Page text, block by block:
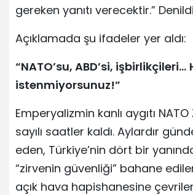
gereken yanıtı verecektir.”
Açıklamada şu ifadeler yer aldı:
“NATO’su, ABD’si, işbirlikçileri…
istenmiyorsunuz!”
Emperyalizmin kanlı aygıtı
sayılı saatler kaldı. Aylardır
eden, Türkiye’nin dört bir
“zirvenin güvenliği” bahane
açık hava hapishanesine